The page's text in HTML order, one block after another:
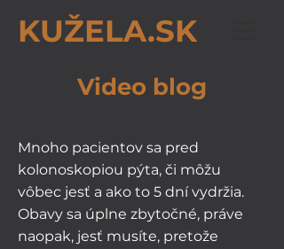
KUŽELA.SK
Video blog
Mnoho pacientov sa pred
kolonoskopiou pýta, či môžu
vôbec jesť a ako to 5 dní vydržia.
Obavy sa úplne zbytočné, práve
naopak, jesť musíte, pretože